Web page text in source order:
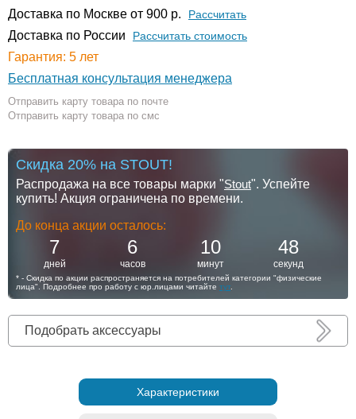
Доставка по Москве от 900 р. Расcчитать
Доставка по России Рассчитать стоимость
Гарантия: 5 лет
Бесплатная консультация менеджера
Отправить карту товара по почте
Отправить карту товара по смс
Скидка 20% на STOUT!
Распродажа на все товары марки "Stout". Успейте
купить! Акция ограничена по времени.
До конца акции осталось:
7
дней
6
часов
10
минут
48
секунд
* - Скидка по акции распространяется на потребителей категории "физические
лица". Подробнее про работу с юр.лицами читайте тут
Подобрать аксессуары
Характеристики